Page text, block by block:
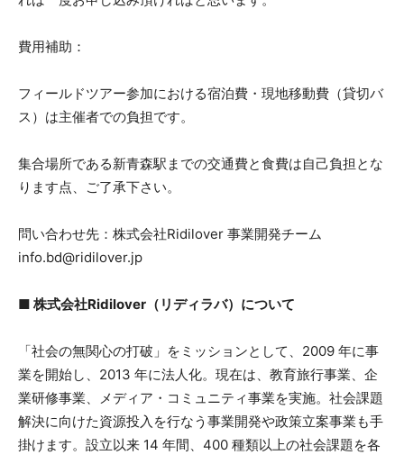
費用補助：
フィールドツアー参加における宿泊費・現地移動費（貸切バ
ス）は主催者での負担です。
集合場所である新青森駅までの交通費と食費は自己負担とな
ります点、ご了承下さい。
問い合わせ先：株式会社Ridilover 事業開発チーム
info.bd@ridilover.jp
■ 株式会社Ridilover（リディラバ）について
「社会の無関心の打破」をミッションとして、2009 年に事
業を開始し、2013 年に法人化。現在は、教育旅行事業、企
業研修事業、メディア・コミュニティ事業を実施。社会課題
解決に向けた資源投入を行なう事業開発や政策立案事業も手
掛けます。設立以来 14 年間、400 種類以上の社会課題を各